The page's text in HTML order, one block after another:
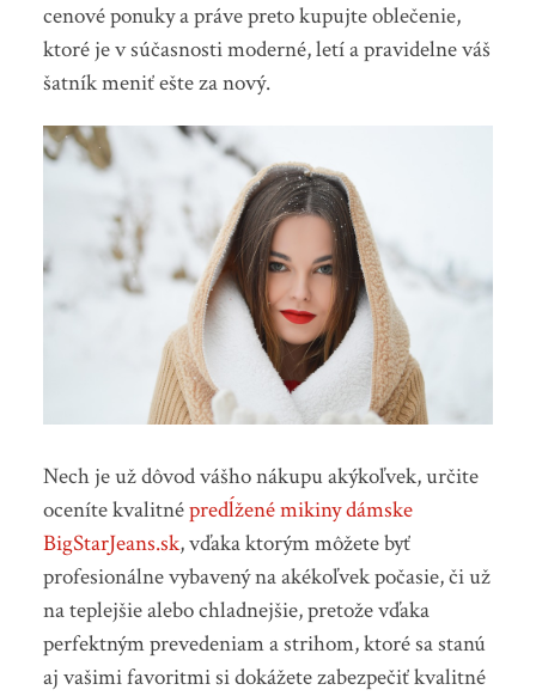
cenové ponuky a práve preto kupujte oblečenie,
ktoré je v súčasnosti moderné, letí a pravidelne váš
šatník meniť ešte za nový.
Nech je už dôvod vášho nákupu akýkoľvek, určite
oceníte kvalitnépredĺžené mikiny dámske
BigStarJeans.sk, vďaka ktorým môžete byť
profesionálne vybavený na akékoľvek počasie, či už
na teplejšie alebo chladnejšie, pretože vďaka
perfektným prevedeniam a strihom, ktoré sa stanú
aj vašimi favoritmi si dokážete zabezpečiť kvalitné